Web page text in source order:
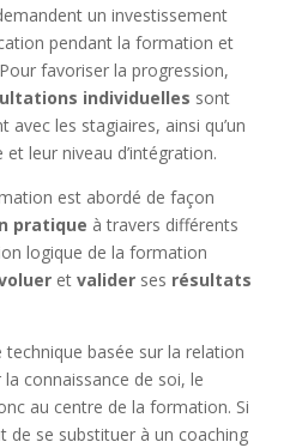
un investissement
pendant la formation et
favoriser la progression,
individuelles sont
avec les stagiaires, ainsi qu’un
leur niveau d’intégration.
est abordé de façon
pratique à travers différents
logique de la formation
et validerses résultats
basée sur la relation
la connaissance de soi, le
au centre de la formation. Si
de se substituer à un coaching